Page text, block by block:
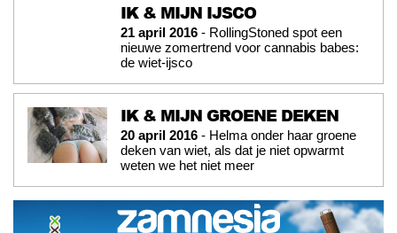
IK & MIJN IJSCO
21 april 2016 - RollingStoned spot een
nieuwe zomertrend voor cannabis babes:
de wiet-ijsco
IK & MIJN GROENE DEKEN
20 april 2016 - Helma onder haar groene
deken van wiet, als dat je niet opwarmt
weten we het niet meer